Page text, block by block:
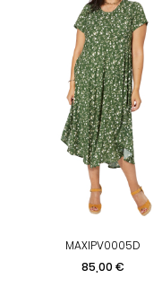
MAXIPV0005D
Prix
85,00 €